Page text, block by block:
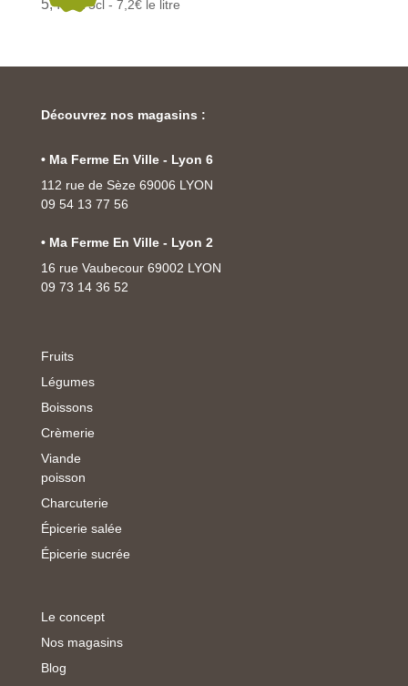
5,40 /75cl - 7,2€ le litre
Découvrez nos magasins :
• Ma Ferme En Ville - Lyon 6
112 rue de Sèze 69006 LYON
09 54 13 77 56
• Ma Ferme En Ville - Lyon 2
16 rue Vaubecour 69002 LYON
09 73 14 36 52
Fruits
Légumes
Boissons
Crèmerie
Viande
poisson
Charcuterie
Épicerie salée
Épicerie sucrée
Le concept
Nos magasins
Blog